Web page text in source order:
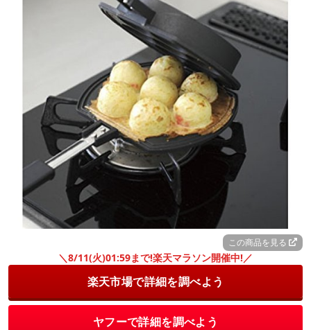
この商品を見る
＼8/11(火)01:59まで!楽天マラソン開催中!／
楽天市場で詳細を調べよう
ヤフーで詳細を調べよう